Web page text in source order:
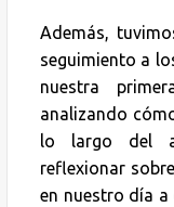
Además,
seguimiento a
nuestra
analizando
lo largo del
reflexionar
en nuestro día